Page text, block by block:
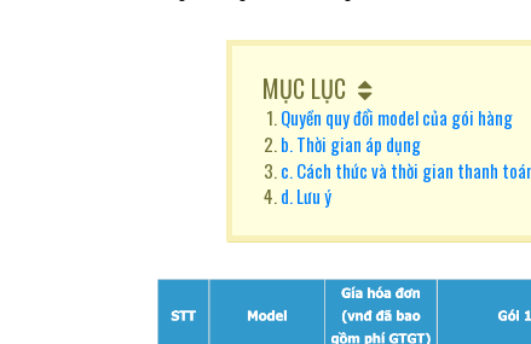
MỤC LỤC
Quyền quy đổi model của gói hàng
b. Thời gian áp dụng
c. Cách thức và thời gian thanh
d. Lưu ý